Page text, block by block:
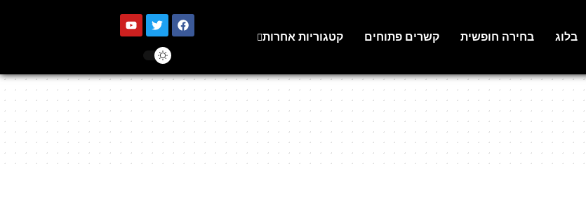
בלוג בחירה חופשית קשרים פתוחים קטגוריות אחרות